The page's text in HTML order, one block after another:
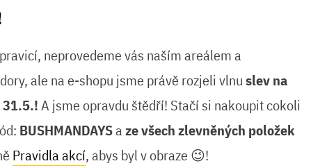
neprovedeme vás naším areálem a
ale na e-shopu jsme právě rozjeli vlnuslev na
31.5.!A jsme opravdu štědří! Stačí si nakoupit cokoli
BUSHMANDAYSaze všech zlevněných položek
Pravidla akcí, abys byl v obraze 😉!